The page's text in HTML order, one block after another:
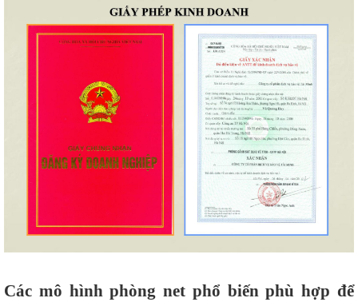
Các mô hình phòng net phổ biến phù hợp để